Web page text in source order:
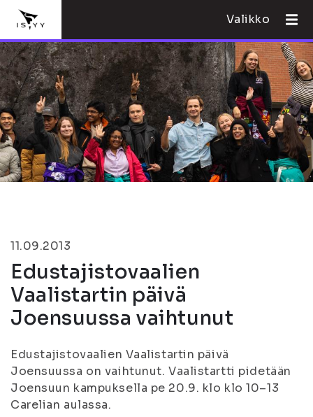
Valikko
11.09.2013
Edustajistovaalien
Vaalistartin päivä
Joensuussa vaihtunut
Edustajistovaalien Vaalistartin päivä
Joensuussa on vaihtunut. Vaalistartti pidetään
Joensuun kampuksella pe 20.9. klo klo 10–13
Carelian aulassa.